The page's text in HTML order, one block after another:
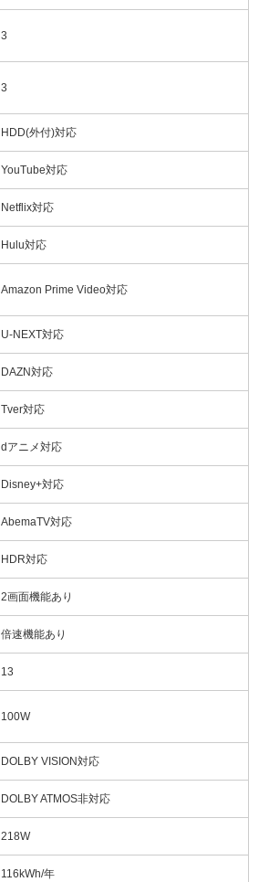
3
3
HDD(外付)対応
YouTube対応
Netflix対応
Hulu対応
Amazon Prime Video対応
U-NEXT対応
DAZN対応
Tver対応
dアニメ対応
Disney+対応
AbemaTV対応
HDR対応
2画面機能あり
倍速機能あり
13
100W
DOLBY VISION対応
DOLBY ATMOS非対応
218W
116kWh/年